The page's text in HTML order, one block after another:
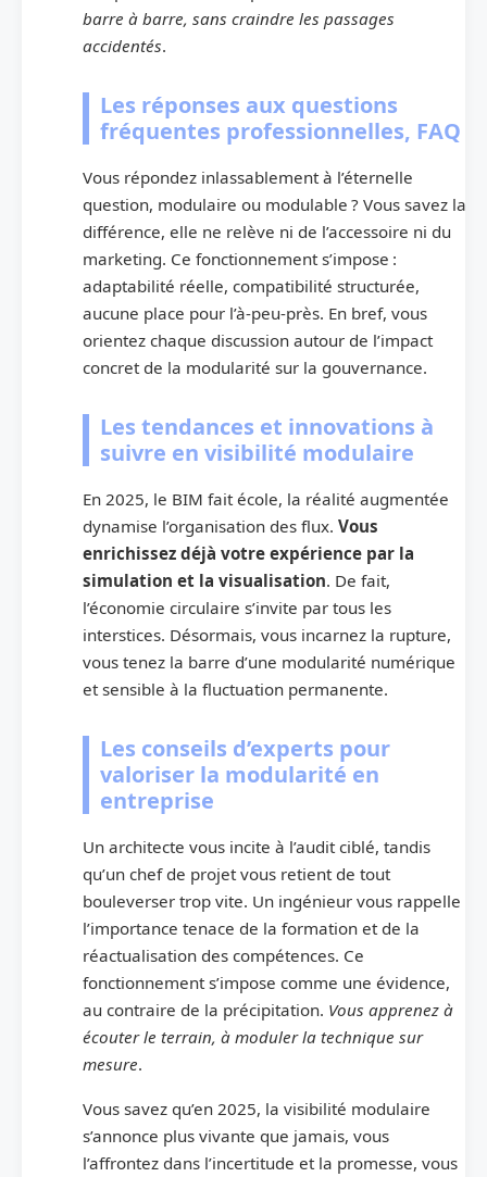
barre à barre, sans craindre les passages
accidentés.
Les réponses aux questions
fréquentes professionnelles, FAQ
Vous répondez inlassablement à l’éternelle
question, modulaire ou modulable ? Vous savez la
différence, elle ne relève ni de l’accessoire ni du
marketing. Ce fonctionnement s’impose :
adaptabilité réelle, compatibilité structurée,
aucune place pour l’à-peu-près. En bref, vous
orientez chaque discussion autour de l’impact
concret de la modularité sur la gouvernance.
Les tendances et innovations à
suivre en visibilité modulaire
En 2025, le BIM fait école, la réalité augmentée
dynamise l’organisation des flux. Vous
enrichissez déjà votre expérience par la
simulation et la visualisation. De fait,
l’économie circulaire s’invite par tous les
interstices. Désormais, vous incarnez la rupture,
vous tenez la barre d’une modularité numérique
et sensible à la fluctuation permanente.
Les conseils d’experts pour
valoriser la modularité en
entreprise
Un architecte vous incite à l’audit ciblé, tandis
qu’un chef de projet vous retient de tout
bouleverser trop vite. Un ingénieur vous rappelle
l’importance tenace de la formation et de la
réactualisation des compétences. Ce
fonctionnement s’impose comme une évidence,
au contraire de la précipitation. Vous apprenez à
écouter le terrain, à moduler la technique sur
mesure.
Vous savez qu’en 2025, la visibilité modulaire
s’annonce plus vivante que jamais, vous
l’affrontez dans l’incertitude et la promesse, vous